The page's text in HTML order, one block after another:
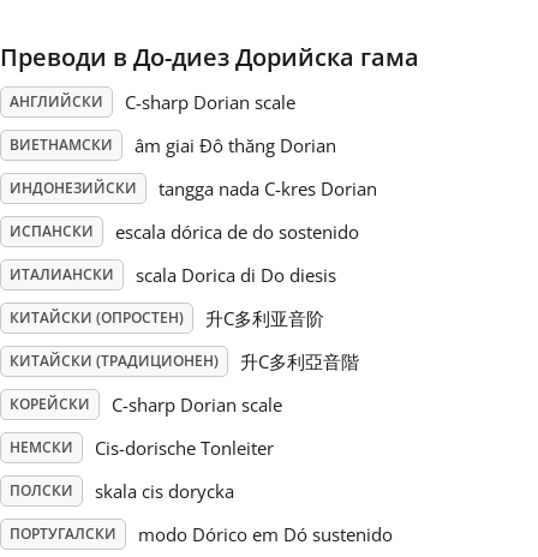
Русский
Svenska
Tiếng Việt
Türkçe
Українська
简体中文
繁體中文
Преводи в До-диез Дорийска гама
АНГЛИЙСКИ C-sharp Dorian scale
ВИЕТНАМСКИ âm giai Đô thăng Dorian
ИНДОНЕЗИЙСКИ tangga nada C-kres Dorian
ИСПАНСКИ escala dórica de do sostenido
ИТАЛИАНСКИ scala Dorica di Do diesis
КИТАЙСКИ (ОПРОСТЕН) 升C多利亚音阶
КИТАЙСКИ (ТРАДИЦИОНЕН) 升C多利亞音階
КОРЕЙСКИ C-sharp Dorian scale
НЕМСКИ Cis-dorische Tonleiter
ПОЛСКИ skala cis dorycka
ПОРТУГАЛСКИ modo Dórico em Dó sustenido